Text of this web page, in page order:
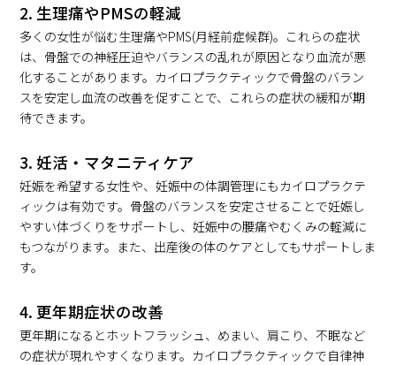
2. 生理痛やPMSの軽減
多くの女性が悩む生理痛やPMS(月経前症候群)。これらの症状
は、骨盤での神経圧迫やバランスの乱れが原因となり血流が悪
化することがあります。カイロプラクティックで骨盤のバラン
スを安定し血流の改善を促すことで、これらの症状の緩和が期
待できます。
3. 妊活・マタニティケア
妊娠を希望する女性や、妊娠中の体調管理にもカイロプラクテ
ィックは有効です。骨盤のバランスを安定させることで妊娠し
やすい体づくりをサポートし、妊娠中の腰痛やむくみの軽減に
もつながります。また、出産後の体のケアとしてもサポートしま
す。
4. 更年期症状の改善
更年期になるとホットフラッシュ、めまい、肩こり、不眠など
の症状が現れやすくなります。カイロプラクティックで自律神